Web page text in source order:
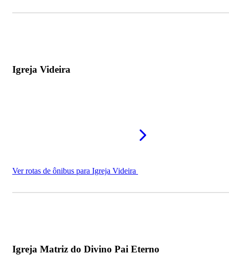
Igreja Videira
Ver rotas de ônibus para Igreja Videira
Igreja Matriz do Divino Pai Eterno